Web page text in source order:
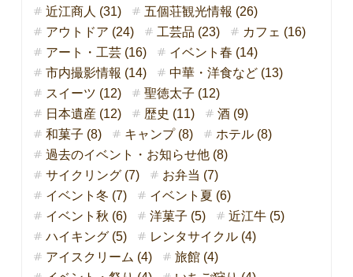
近江商人 (31)
五個荘観光情報 (26)
アウトドア (24)
工芸品 (23)
カフェ (16)
アート・工芸 (16)
イベント春 (14)
市内撮影情報 (14)
中華・洋食など (13)
スイーツ (12)
聖徳太子 (12)
日本遺産 (12)
歴史 (11)
酒 (9)
和菓子 (8)
キャンプ (8)
ホテル (8)
過去のイベント・お知らせ他 (8)
サイクリング (7)
お弁当 (7)
イベント冬 (7)
イベント夏 (6)
イベント秋 (6)
洋菓子 (5)
近江牛 (5)
ハイキング (5)
レンタサイクル (4)
アイスクリーム (4)
旅館 (4)